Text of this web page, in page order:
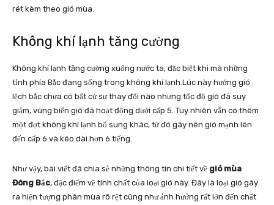
rét kèm theo gió mùa.
Không khí lạnh tăng cường
Không khí lạnh tăng cường xuống nước ta, đặc biệt khi mà những
tỉnh phía Bắc đang sống trong không khí lạnh.Lúc này hướng gió
lệch bắc chưa có bất cứ sự thay đổi nào nhưng tốc độ gió đã suy
giảm, vùng biển gió đã hoạt động dưới cấp 5. Tuy nhiên vẫn có thêm
một đợt không khí lạnh bổ sung khác, từ đó gây nên gió mạnh lên
đến cấp 6 và kéo dài hơn 6 tiếng.
Như vậy, bài viết đã chia sẻ những thông tin chi tiết về gió mùa
Đông Bắc, đặc điểm về tính chất của loại gió này. Đây là loại gió gây
ra hiện tượng phân mùa rõ rệt cũng như ảnh hưởng rất lớn đến chất